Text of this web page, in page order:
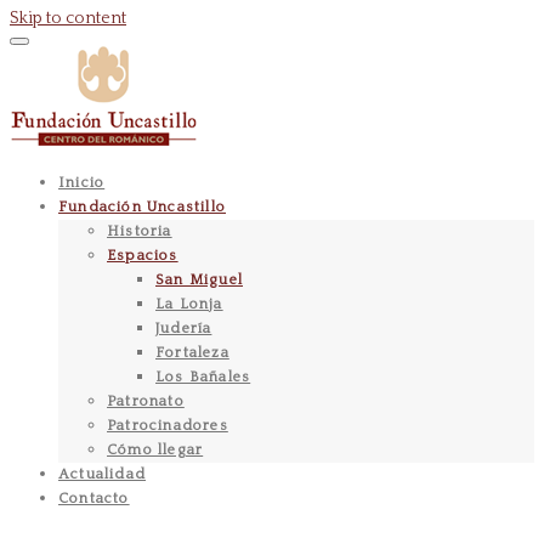
Skip to content
Inicio
Fundación Uncastillo
Historia
Espacios
San Miguel
La Lonja
Judería
Fortaleza
Los Bañales
Patronato
Patrocinadores
Cómo llegar
Actualidad
Contacto